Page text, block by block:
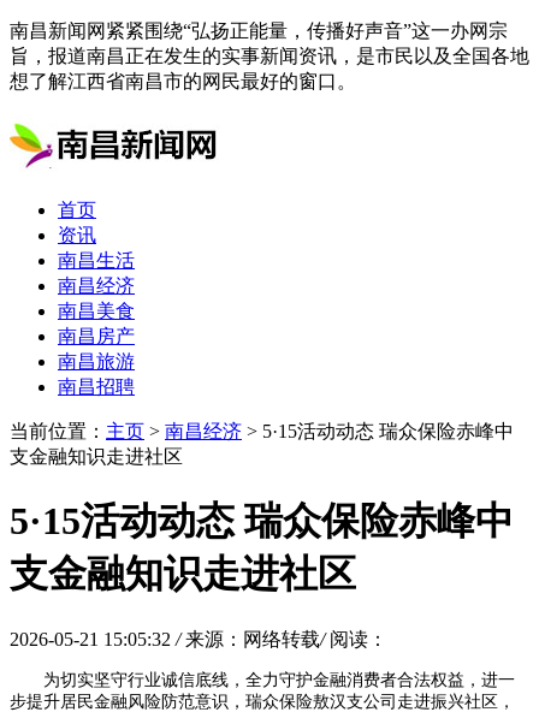
南昌新闻网紧紧围绕“弘扬正能量，传播好声音”这一办网宗
旨，报道南昌正在发生的实事新闻资讯，是市民以及全国各地
想了解江西省南昌市的网民最好的窗口。
首页
资讯
南昌生活
南昌经济
南昌美食
南昌房产
南昌旅游
南昌招聘
当前位置： 主页 > 南昌经济 > 5·15活动动态 瑞众保险赤峰中
支金融知识走进社区
5·15活动动态 瑞众保险赤峰中
支金融知识走进社区
2026-05-21 15:05:32 / 来源：网络转载/ 阅读：
为切实坚守行业诚信底线，全力守护金融消费者合法权益，进一
步提升居民金融风险防范意识，瑞众保险敖汉支公司走进振兴社区，